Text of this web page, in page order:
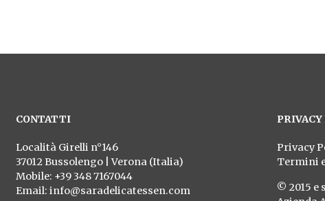
CONTATTI
Località Girelli n°146
37012 Bussolengo | Verona (Italia)
Mobile: +39 348 7167044
Email: info@saradelicatessen.com
Privacy
Termini
© 2015 e